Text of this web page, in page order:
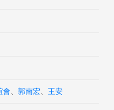
會、 郭南宏、 王安